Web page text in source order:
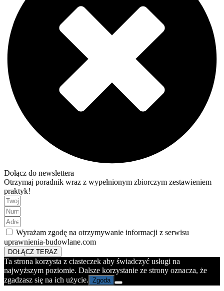
Dołącz do newslettera
Otrzymaj poradnik wraz z wypełnionym zbiorczym zestawieniem
praktyk!
Wyrażam zgodę na otrzymywanie informacji z serwisu
uprawnienia-budowlane.com
DOŁĄCZ TERAZ
Ta strona korzysta z ciasteczek aby świadczyć usługi na
najwyższym poziomie. Dalsze korzystanie ze strony oznacza, że
zgadzasz się na ich użycie. Zgoda